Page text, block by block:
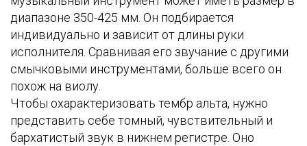
диапазоне 350-425 мм. Он подбирается
индивидуально и зависит от длины руки
исполнителя. Сравнивая его звучание с другими
смычковыми инструментами, больше всего он
похож на виолу.
Чтобы охарактеризовать тембр альта, нужно
представить себе томный, чувствительный и
бархатистый звук в нижнем регистре. Оно